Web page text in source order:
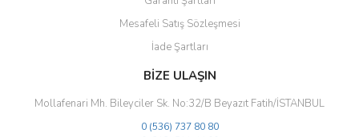
Mesafeli Satış Sözleşmesi
İade Şartları
BİZE ULAŞIN
Mollafenari Mh. Bileyciler Sk. No:32/B Beyazıt Fatih/İSTANBUL
0 (536) 737 80 80